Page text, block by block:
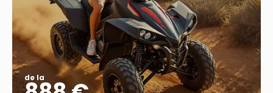
de la